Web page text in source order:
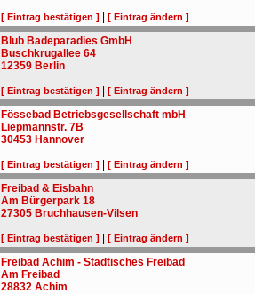
[ Eintrag bestätigen ] |[ Eintrag ändern ]
Blub Badeparadies GmbH
Buschkrugallee 64
12359 Berlin
[ Eintrag bestätigen ] |[ Eintrag ändern ]
Fössebad Betriebsgesellschaft mbH
Liepmannstr. 7B
30453 Hannover
[ Eintrag bestätigen ] |[ Eintrag ändern ]
Freibad & Eisbahn
Am Bürgerpark 18
27305 Bruchhausen-Vilsen
[ Eintrag bestätigen ] |[ Eintrag ändern ]
Freibad Achim - Städtisches Freibad
Am Freibad
28832 Achim